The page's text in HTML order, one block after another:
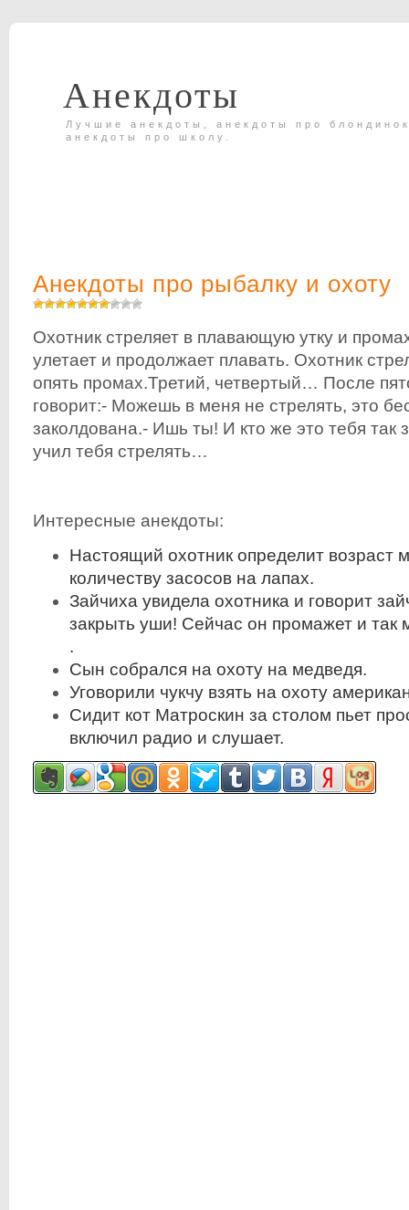
Анекдоты
Лучшие анекдоты, анекдоты про
анекдоты про школу.
Анекдоты про рыбалку и охоту
Охотник стреляет в плавающую утку и
улетает и продолжает плавать. Охотник
опять промах.Третий, четвертый… После
говорит:- Можешь в меня не стрелять, это
заколдована.- Ишь ты! И кто же это тебя так
учил тебя стрелять…
Интересные анекдоты:
Настоящий охотник определит возраст
количеству засосов на лапах.
Зайчиха увидела охотника и говорит
закрыть уши! Сейчас он промажет и так
.
Сын собрался на охоту на медведя.
Уговорили чукчу взять на охоту
Сидит кот Матроскин за столом пьет
включил радио и слушает.